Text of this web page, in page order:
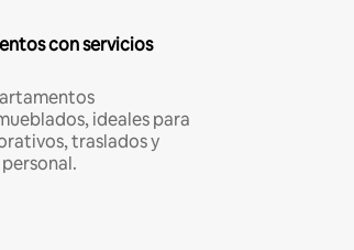
con servicios
ideales para
traslados y